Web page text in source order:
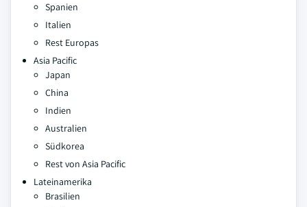
Spanien
Italien
Rest Europas
Asia Pacific
Japan
China
Indien
Australien
Südkorea
Rest von Asia Pacific
Lateinamerika
Brasilien